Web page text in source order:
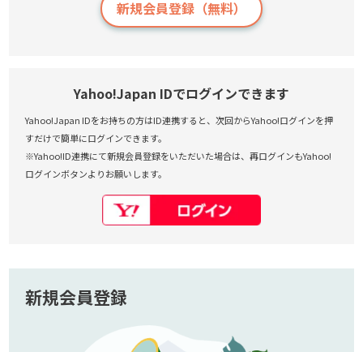
新規会員登録（無料）
Yahoo!Japan IDでログインできます
Yahoo!Japan IDをお持ちの方はID連携すると、次回からYahoo!ログインを押
すだけで簡単にログインできます。
※Yahoo!ID連携にて新規会員登録をいただいた場合は、再ログインもYahoo!
ログインボタンよりお願いします。
新規会員登録